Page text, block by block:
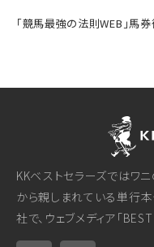
「競馬最強の法則WEB」馬
KKベストセラーズではワニ
から親しまれている単行
社で、ウェブメディア「